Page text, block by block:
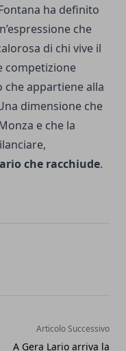
ha definito
che
di chi vive il
competizione
appartiene alla
dimensione che
e che la
che racchiude.
Articolo Successivo
A Gera Lario arriva la